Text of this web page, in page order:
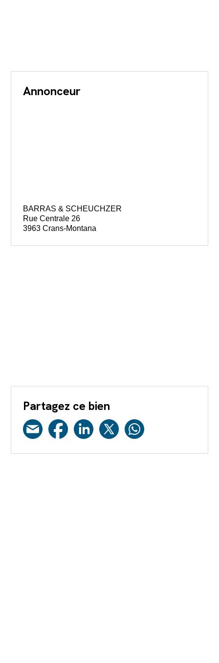
Annonceur
BARRAS & SCHEUCHZER
Rue Centrale 26
3963 Crans-Montana
Partagez ce bien